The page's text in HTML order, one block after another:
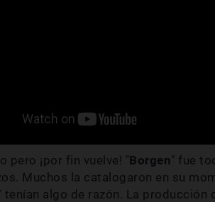
pero ¡por fin vuelve! " Borgen" fue
Muchos la catalogaron en su
tenían algo de razón. La